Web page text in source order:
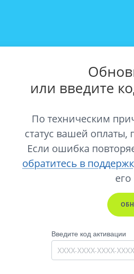
или введите
По техническим
статус вашей оплаты,
Если ошибка
обратитесь в
его
Введите код активации